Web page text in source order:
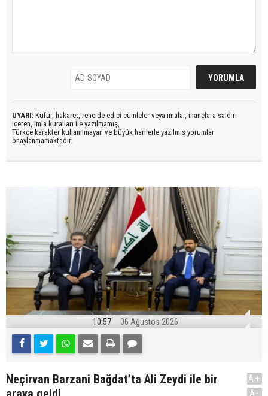
UYARI: Küfür, hakaret, rencide edici cümleler veya imalar, inançlara saldırı
içeren, imla kuralları ile yazılmamış,
Türkçe karakter kullanılmayan ve büyük harflerle yazılmış yorumlar
onaylanmamaktadır.
10:57 06 Ağustos 2026
Neçirvan Barzani Bağdat’ta Ali Zeydi ile bir
A+
A-